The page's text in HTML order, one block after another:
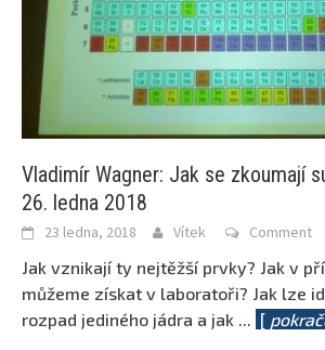
Vladimír Wagner: Jak se zkoumají
26. ledna 2018
23 ledna, 2018 Vítek Comment
Jak vznikají ty nejtěžší prvky? Jak v
můžeme získat v laboratoři? Jak lze
rozpad jediného jádra a jak ... [